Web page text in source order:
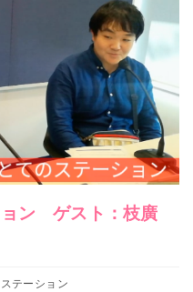
ョン ゲスト：枝廣
テーション